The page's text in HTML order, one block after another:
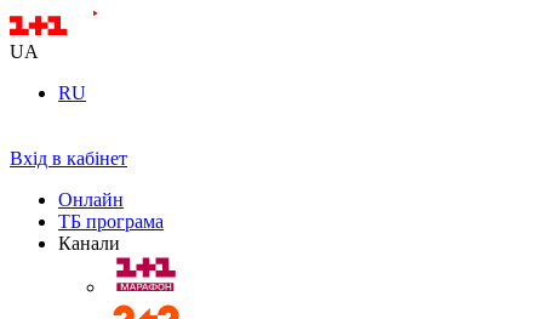
UA
RU
Вхід в кабінет
Онлайн
ТБ програма
Канали